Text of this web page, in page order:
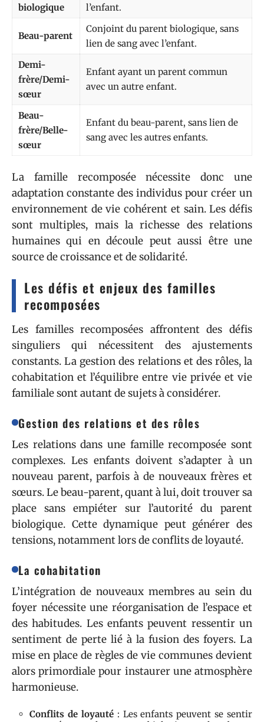
biologique
l’enfant.
Beau-parent
Conjoint du parent biologique, sans
lien de sang avec l’enfant.
Demi-
frère/Demi-
sœur
Enfant ayant un parent commun
avec un autre enfant.
Beau-
frère/Belle-
sœur
Enfant du beau-parent, sans lien de
sang avec les autres enfants.
La famille recomposée nécessite donc une
adaptation constante des individus pour créer un
environnement de vie cohérent et sain. Les défis
sont multiples, mais la richesse des relations
humaines qui en découle peut aussi être une
source de croissance et de solidarité.
Les défis et enjeux des familles
recomposées
Les familles recomposées affrontent des défis
singuliers qui nécessitent des ajustements
constants. La gestion des relations et des rôles, la
cohabitation et l’équilibre entre vie privée et vie
familiale sont autant de sujets à considérer.
Gestion des relations et des rôles
Les relations dans une famille recomposée sont
complexes. Les enfants doivent s’adapter à un
nouveau parent, parfois à de nouveaux frères et
sœurs. Le beau-parent, quant à lui, doit trouver sa
place sans empiéter sur l’autorité du parent
biologique. Cette dynamique peut générer des
tensions, notamment lors de conflits de loyauté.
La cohabitation
L’intégration de nouveaux membres au sein du
foyer nécessite une réorganisation de l’espace et
des habitudes. Les enfants peuvent ressentir un
sentiment de perte lié à la fusion des foyers. La
mise en place de règles de vie communes devient
alors primordiale pour instaurer une atmosphère
harmonieuse.
Conflits de loyauté: Les enfants peuvent se sentir